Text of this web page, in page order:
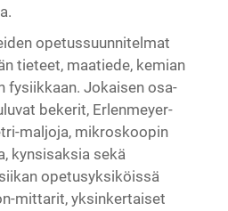
opetussuunnitelmat
tieteet, maatiede, kemian
fysiikkaan. Jokaisen osa-
bekerit, Erlenmeyer-
maljoja, mikroskoopin
kynsisaksia sekä
opetusyksiköissä
mittarit, yksinkertaiset